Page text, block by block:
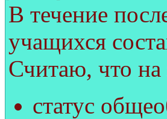
В течение
учащихся
Считаю, что
статус